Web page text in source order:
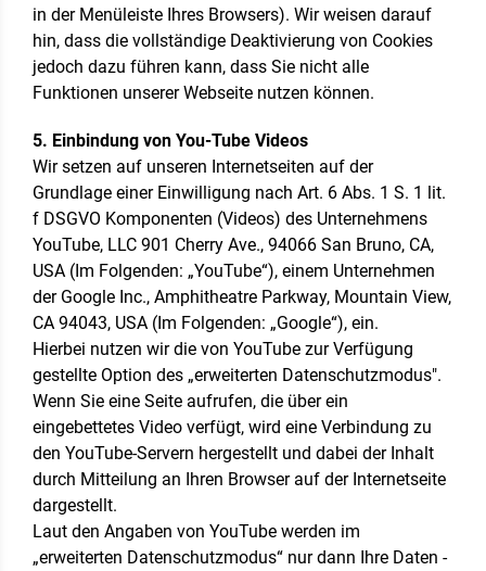
in der Menüleiste Ihres Browsers). Wir weisen darauf
hin, dass die vollständige Deaktivierung von Cookies
jedoch dazu führen kann, dass Sie nicht alle
Funktionen unserer Webseite nutzen können.
5. Einbindung von You-Tube Videos
Wir setzen auf unseren Internetseiten auf der
Grundlage einer Einwilligung nach Art. 6 Abs. 1 S. 1 lit.
f DSGVO Komponenten (Videos) des Unternehmens
YouTube, LLC 901 Cherry Ave., 94066 San Bruno, CA,
USA (Im Folgenden: „YouTube“), einem Unternehmen
der Google Inc., Amphitheatre Parkway, Mountain View,
CA 94043, USA (Im Folgenden: „Google“), ein.
Hierbei nutzen wir die von YouTube zur Verfügung
gestellte Option des „erweiterten Datenschutzmodus".
Wenn Sie eine Seite aufrufen, die über ein
eingebettetes Video verfügt, wird eine Verbindung zu
den YouTube-Servern hergestellt und dabei der Inhalt
durch Mitteilung an Ihren Browser auf der Internetseite
dargestellt.
Laut den Angaben von YouTube werden im
„erweiterten Datenschutzmodus“ nur dann Ihre Daten -